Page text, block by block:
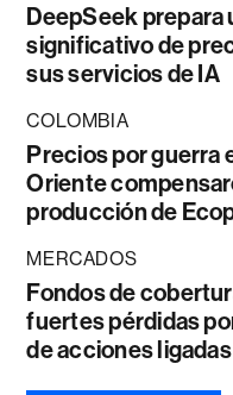
DeepSeek prepara
significativo de
sus servicios de IA
COLOMBIA
Precios por guerra
Oriente
producción de
MERCADOS
Fondos de
fuertes pérdidas
de acciones ligadas